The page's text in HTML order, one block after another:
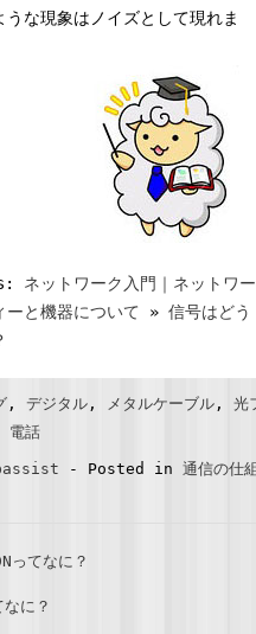
うな現象はノイズとして現れま
ネットワーク入門｜ネットワー
ーと機器について » 信号はどう
, デジタル , メタルケーブル , 光
電話
- Posted in 通信の仕
てなに？
に？